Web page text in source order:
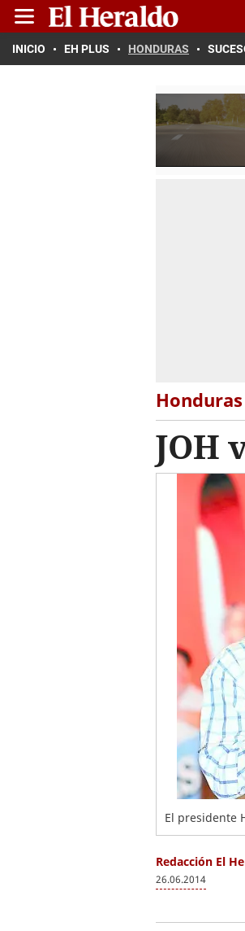
INICIO EH PLUS HONDURAS
Honduras
JOH
El presidente
Redacción El
26.06.2014